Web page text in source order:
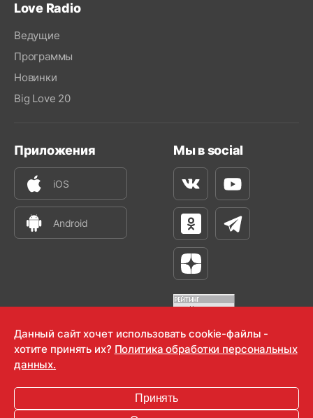
Love Radio
Ведущие
Программы
Новинки
Big Love 20
Приложения
iOS
Android
Мы в social
ВконтактеYoutube
Одноклассники
Телеграм
Яндекс Дзен
OOO "Радио-Любовь" 2000-2026
Данный сайт хочет использовать cookie-файлы -
хотите принять их? Политика обработки персональных
данных.
Принять